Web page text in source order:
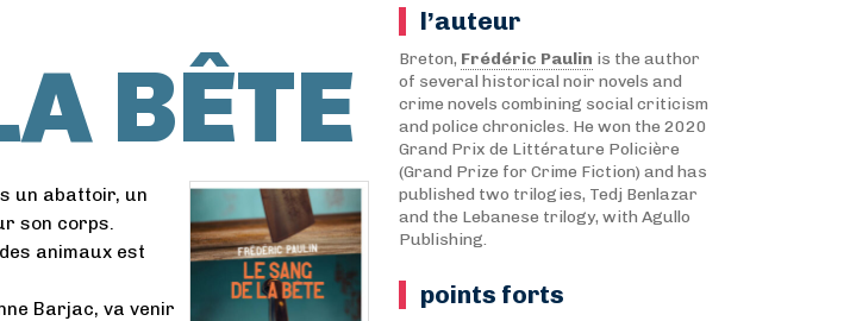
BÊTE
un abattoir, un
son corps.
animaux est
Barjac, va venir
l’auteur
Breton, Frédéric Paulin is the author
of several historical noir novels and
crime novels combining social criticism
and police chronicles. He won the 2020
Grand Prix de Littérature Policière
(Grand Prize for Crime Fiction) and has
published two trilogies, Tedj Benlazar
and the Lebanese trilogy, with Agullo
Publishing.
points forts